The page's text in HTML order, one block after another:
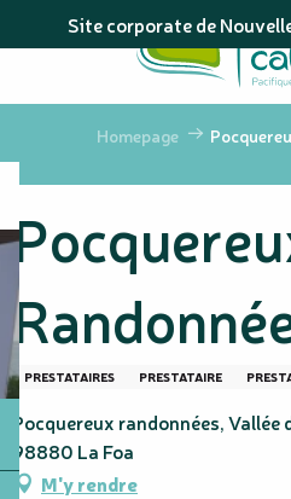
au
principal
Site corporate de
Homepage
PRESTATAIRES PRESTATAIRE
Pocquereux randonnées, Vallée
98880 La Foa
M'y rendre